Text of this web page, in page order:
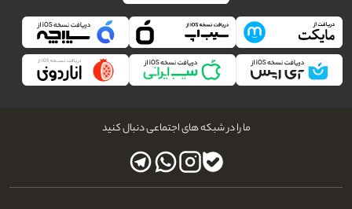
ما را در شبکه های اجتماعی دنبال کنید